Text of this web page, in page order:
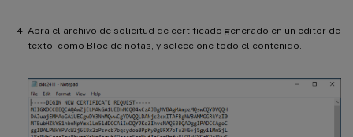
Abra el archivo de solicitud de certificado generado en un editor de
texto, como Bloc de notas, y seleccione todo el contenido.